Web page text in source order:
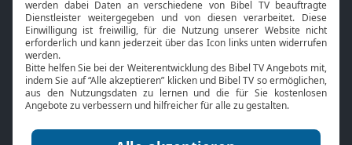
Bibel TV
Über uns
Jobs
Mediadaten
Service
Kontakt
TV-Empfang